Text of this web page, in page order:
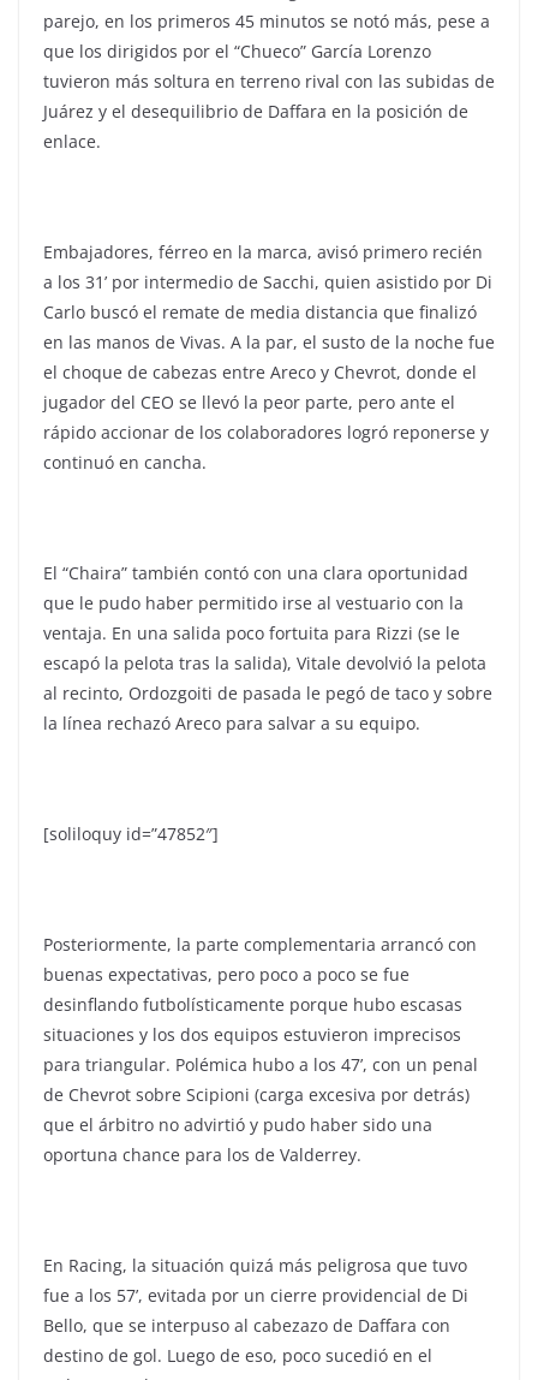
parejo, en los primeros 45 minutos se notó más, pese a
que los dirigidos por el “Chueco” García Lorenzo
tuvieron más soltura en terreno rival con las subidas de
Juárez y el desequilibrio de Daffara en la posición de
enlace.
Embajadores, férreo en la marca, avisó primero recién
a los 31’ por intermedio de Sacchi, quien asistido por Di
Carlo buscó el remate de media distancia que finalizó
en las manos de Vivas. A la par, el susto de la noche fue
el choque de cabezas entre Areco y Chevrot, donde el
jugador del CEO se llevó la peor parte, pero ante el
rápido accionar de los colaboradores logró reponerse y
continuó en cancha.
El “Chaira” también contó con una clara oportunidad
que le pudo haber permitido irse al vestuario con la
ventaja. En una salida poco fortuita para Rizzi (se le
escapó la pelota tras la salida), Vitale devolvió la pelota
al recinto, Ordozgoiti de pasada le pegó de taco y sobre
la línea rechazó Areco para salvar a su equipo.
[soliloquy id=”47852″]
Posteriormente, la parte complementaria arrancó con
buenas expectativas, pero poco a poco se fue
desinflando futbolísticamente porque hubo escasas
situaciones y los dos equipos estuvieron imprecisos
para triangular. Polémica hubo a los 47’, con un penal
de Chevrot sobre Scipioni (carga excesiva por detrás)
que el árbitro no advirtió y pudo haber sido una
oportuna chance para los de Valderrey.
En Racing, la situación quizá más peligrosa que tuvo
fue a los 57’, evitada por un cierre providencial de Di
Bello, que se interpuso al cabezazo de Daffara con
destino de gol. Luego de eso, poco sucedió en el